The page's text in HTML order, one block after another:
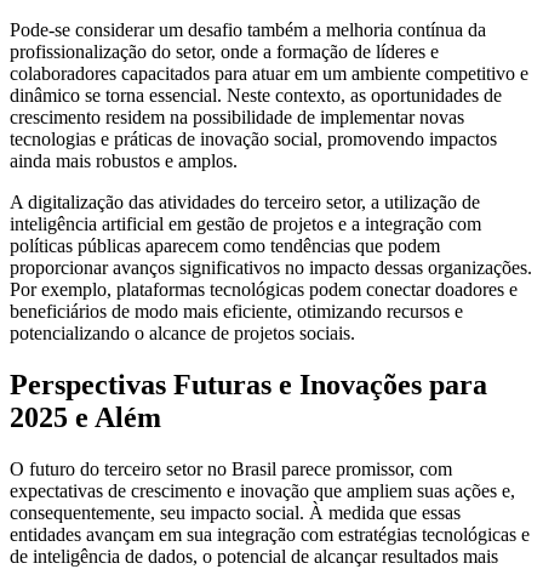
Pode-se considerar um desafio também a melhoria contínua da
profissionalização do setor, onde a formação de líderes e
colaboradores capacitados para atuar em um ambiente competitivo e
dinâmico se torna essencial. Neste contexto, as oportunidades de
crescimento residem na possibilidade de implementar novas
tecnologias e práticas de inovação social, promovendo impactos
ainda mais robustos e amplos.
A digitalização das atividades do terceiro setor, a utilização de
inteligência artificial em gestão de projetos e a integração com
políticas públicas aparecem como tendências que podem
proporcionar avanços significativos no impacto dessas organizações.
Por exemplo, plataformas tecnológicas podem conectar doadores e
beneficiários de modo mais eficiente, otimizando recursos e
potencializando o alcance de projetos sociais.
Perspectivas Futuras e Inovações para
2025 e Além
O futuro do terceiro setor no Brasil parece promissor, com
expectativas de crescimento e inovação que ampliem suas ações e,
consequentemente, seu impacto social. À medida que essas
entidades avançam em sua integração com estratégias tecnológicas e
de inteligência de dados, o potencial de alcançar resultados mais